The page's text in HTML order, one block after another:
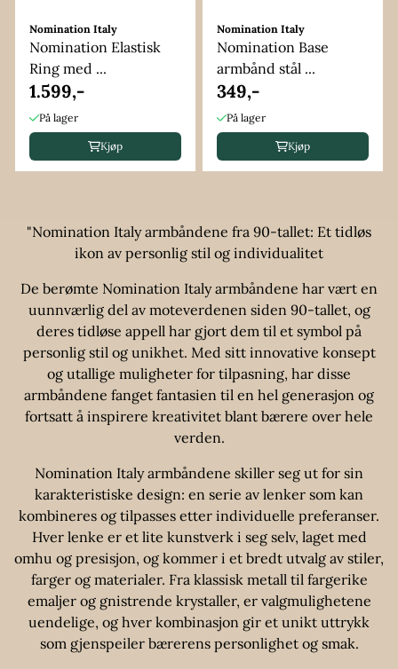
Nomination Italy
Nomination Elastisk
Ring med ...
1.599,-
På lager
Kjøp
Nomination Italy
Nomination Base
armbånd stål ...
349,-
På lager
Kjøp
"Nomination Italy armbåndene fra 90-tallet: Et tidløs
ikon av personlig stil og individualitet
De berømte Nomination Italy armbåndene har vært en
uunnværlig del av moteverdenen siden 90-tallet, og
deres tidløse appell har gjort dem til et symbol på
personlig stil og unikhet. Med sitt innovative konsept
og utallige muligheter for tilpasning, har disse
armbåndene fanget fantasien til en hel generasjon og
fortsatt å inspirere kreativitet blant bærere over hele
verden.
Nomination Italy armbåndene skiller seg ut for sin
karakteristiske design: en serie av lenker som kan
kombineres og tilpasses etter individuelle preferanser.
Hver lenke er et lite kunstverk i seg selv, laget med
omhu og presisjon, og kommer i et bredt utvalg av stiler,
farger og materialer. Fra klassisk metall til fargerike
emaljer og gnistrende krystaller, er valgmulighetene
uendelige, og hver kombinasjon gir et unikt uttrykk
som gjenspeiler bærerens personlighet og smak.